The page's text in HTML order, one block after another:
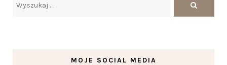
MOJE SOCIAL MEDIA